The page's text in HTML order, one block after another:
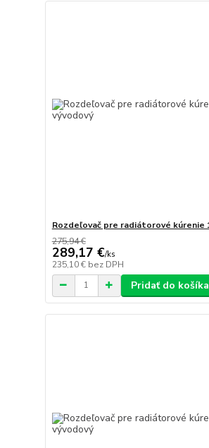
Rozdeľovač pre radiátorové kúrenie
275,94 €
289,17 €/ks
235,10 € bez DPH
Pridať do košíka